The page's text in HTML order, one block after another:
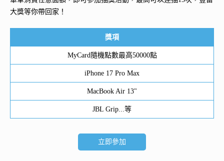
大獎等你帶回家！
獎項
MyCard隨機點數最高50000點
iPhone 17 Pro Max
MacBook Air 13"
JBL Grip...等
立即參加